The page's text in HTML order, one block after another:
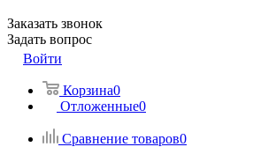
Заказать звонок
Задать вопрос
Войти
Корзина0
Отложенные0
Сравнение товаров0